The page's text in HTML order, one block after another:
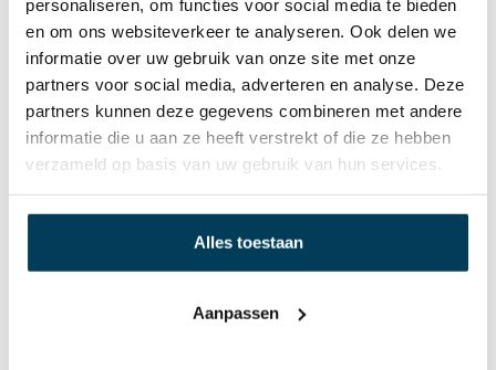
personaliseren, om functies voor social media te bieden
en om ons websiteverkeer te analyseren. Ook delen we
informatie over uw gebruik van onze site met onze
partners voor social media, adverteren en analyse. Deze
partners kunnen deze gegevens combineren met andere
informatie die u aan ze heeft verstrekt of die ze hebben
verzameld op basis van uw gebruik van hun services.
Alles toestaan
Aanpassen
Pilling vrij
97 % gekamd mako katoen en 3 % elasthan
Verrijkt met Aloë Vera en Arganolie